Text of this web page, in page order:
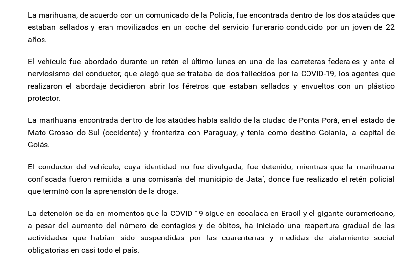
La marihuana, de acuerdo con un comunicado de la Policía, fue encontrada dentro de los dos ataúdes que
estaban sellados y eran movilizados en un coche del servicio funerario conducido por un joven de 22
años.
El vehículo fue abordado durante un retén el último lunes en una de las carreteras federales y ante el
nerviosismo del conductor, que alegó que se trataba de dos fallecidos por la COVID-19, los agentes que
realizaron el abordaje decidieron abrir los féretros que estaban sellados y envueltos con un plástico
protector.
La marihuana encontrada dentro de los ataúdes había salido de la ciudad de Ponta Porá, en el estado de
Mato Grosso do Sul (occidente) y fronteriza con Paraguay, y tenía como destino Goiania, la capital de
Goiás.
El conductor del vehículo, cuya identidad no fue divulgada, fue detenido, mientras que la marihuana
confiscada fueron remitida a una comisaría del municipio de Jataí, donde fue realizado el retén policial
que terminó con la aprehensión de la droga.
La detención se da en momentos que la COVID-19 sigue en escalada en Brasil y el gigante suramericano,
a pesar del aumento del número de contagios y de óbitos, ha iniciado una reapertura gradual de las
actividades que habían sido suspendidas por las cuarentenas y medidas de aislamiento social
obligatorias en casi todo el país.